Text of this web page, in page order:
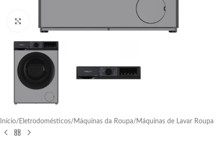
Início/ Eletrodomésticos/ Máquinas da Roupa/ Máquinas de Lavar Roupa